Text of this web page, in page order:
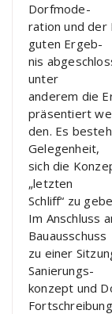
Dorfmode-
ration und der
guten Ergeb-
nis
unter
anderem die
präsentiert
den. Es
Gelegenheit,
sich die
„letzten
Schliff“ zu
Im Anschluss
Bauausschuss
zu einer
Sanierungs-
konzept und
Fortschreibung